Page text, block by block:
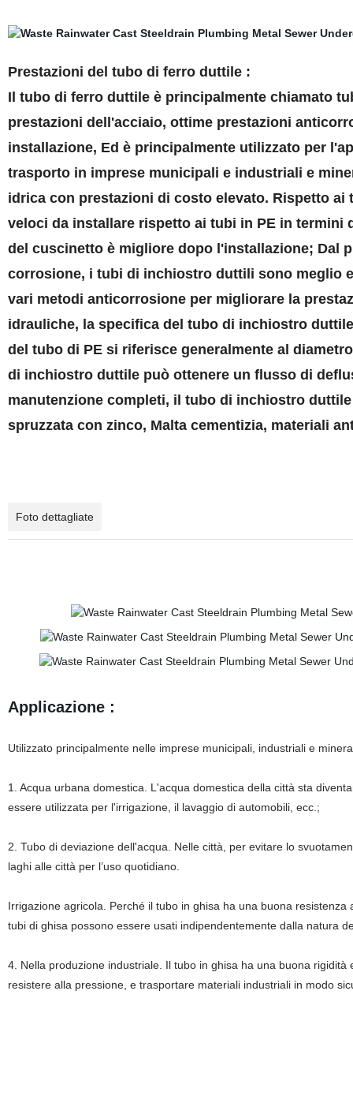
Prestazioni del tubo di ferro duttile :
Il tubo di ferro duttile è principalmente chiamato
prestazioni dell'acciaio, ottime prestazioni
installazione, Ed è principalmente utilizzato per
trasporto in imprese municipali e industriali e
idrica con prestazioni di costo elevato. Rispetto
veloci da installare rispetto ai tubi in PE in termini
del cuscinetto è migliore dopo l'installazione; Dal
corrosione, i tubi di inchiostro duttili sono meglio
vari metodi anticorrosione per migliorare la
idrauliche, la specifica del tubo di inchiostro
del tubo di PE si riferisce generalmente al
di inchiostro duttile può ottenere un flusso di
manutenzione completi, il tubo di inchiostro
spruzzata con zinco, Malta cementizia, materiali
Foto dettagliate
Applicazione :
Utilizzato principalmente nelle imprese municipali, industriali e
1. Acqua urbana domestica. L'acqua domestica della città sta
essere utilizzata per l'irrigazione, il lavaggio di automobili, ecc.;
2. Tubo di deviazione dell'acqua. Nelle città, per evitare lo
laghi alle città per l’uso quotidiano.
Irrigazione agricola. Perché il tubo in ghisa ha una buona
tubi di ghisa possono essere usati indipendentemente dalla natura
4. Nella produzione industriale. Il tubo in ghisa ha una buona
resistere alla pressione, e trasportare materiali industriali in modo